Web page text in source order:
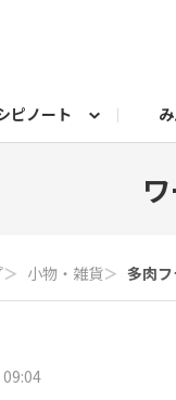
ピノート
＞ 小物・雑貨＞ 多肉